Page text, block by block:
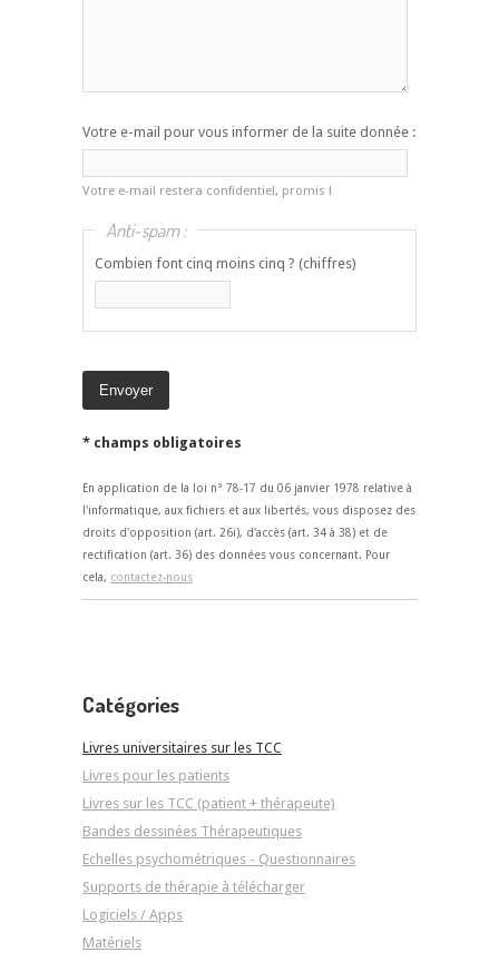
Votre e-mail pour vous informer de la suite donnée :
Votre e-mail restera confidentiel, promis !
Anti-spam :
Combien font cinq moins cinq ? (chiffres)
* champs obligatoires
En application de la loi n° 78-17 du 06 janvier 1978 relative à
l'informatique, aux fichiers et aux libertés, vous disposez des
droits d'opposition (art. 26i), d'accès (art. 34 à 38) et de
rectification (art. 36) des données vous concernant. Pour
cela, contactez-nous
Catégories
Livres universitaires sur les TCC
Livres pour les patients
Livres sur les TCC (patient + thérapeute)
Bandes dessinées Thérapeutiques
Echelles psychométriques - Questionnaires
Supports de thérapie à télécharger
Logiciels / Apps
Matériels